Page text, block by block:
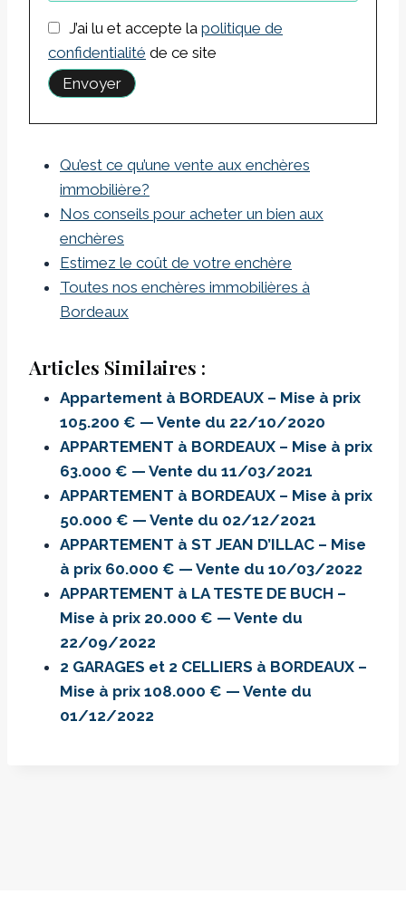
J’ai lu et accepte la politique de
confidentialité de ce site
Qu’est ce qu’une vente aux enchères
immobilière?
Nos conseils pour acheter un bien aux
enchères
Estimez le coût de votre enchère
Toutes nos enchères immobilières à
Bordeaux
Articles Similaires :
Appartement à BORDEAUX – Mise à prix
105.200 € — Vente du 22/10/2020
APPARTEMENT à BORDEAUX – Mise à prix
63.000 € — Vente du 11/03/2021
APPARTEMENT à BORDEAUX – Mise à prix
50.000 € — Vente du 02/12/2021
APPARTEMENT à ST JEAN D’ILLAC – Mise
à prix 60.000 € — Vente du 10/03/2022
APPARTEMENT à LA TESTE DE BUCH –
Mise à prix 20.000 € — Vente du
22/09/2022
2 GARAGES et 2 CELLIERS à BORDEAUX –
Mise à prix 108.000 € — Vente du
01/12/2022